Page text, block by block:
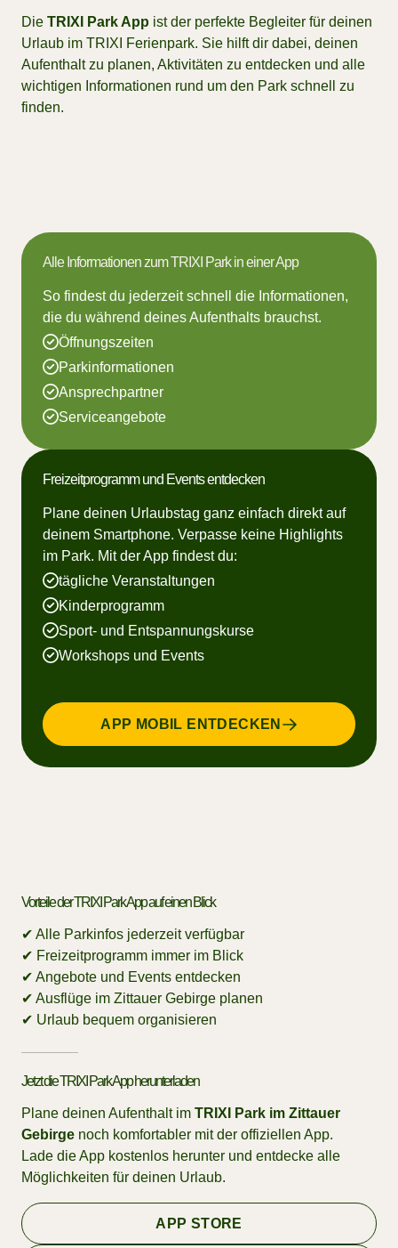
Die TRIXI Park App ist der perfekte Begleiter für deinen
Urlaub im TRIXI Ferienpark. Sie hilft dir dabei, deinen
Aufenthalt zu planen, Aktivitäten zu entdecken und alle
wichtigen Informationen rund um den Park schnell zu
finden.
Alle Informationen zum TRIXI Park in einer App
So findest du jederzeit schnell die Informationen,
die du während deines Aufenthalts brauchst.
Öffnungszeiten
Parkinformationen
Ansprechpartner
Serviceangebote
Freizeitprogramm und Events entdecken
Plane deinen Urlaubstag ganz einfach direkt auf
deinem Smartphone. Verpasse keine Highlights
im Park. Mit der App findest du:
tägliche Veranstaltungen
Kinderprogramm
Sport- und Entspannungskurse
Workshops und Events
APP MOBIL ENTDECKEN
Vorteile der TRIXI Park App auf einen Blick
✔ Alle Parkinfos jederzeit verfügbar
✔ Freizeitprogramm immer im Blick
✔ Angebote und Events entdecken
✔ Ausflüge im Zittauer Gebirge planen
✔ Urlaub bequem organisieren
Jetzt die TRIXI Park App herunterladen
Plane deinen Aufenthalt im TRIXI Park im Zittauer
Gebirge noch komfortabler mit der offiziellen App.
Lade die App kostenlos herunter und entdecke alle
Möglichkeiten für deinen Urlaub.
APP STORE